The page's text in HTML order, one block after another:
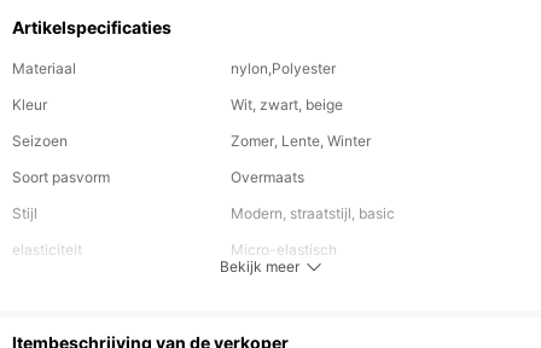
Artikelspecificaties
Materiaal
nylon,Polyester
Kleur
Wit, zwart, beige
Seizoen
Zomer, Lente, Winter
Soort pasvorm
Overmaats
Stijl
Modern, straatstijl, basic
elasticiteit
Micro-elastisch
Bekijk meer
Itembeschrijving van de verkoper